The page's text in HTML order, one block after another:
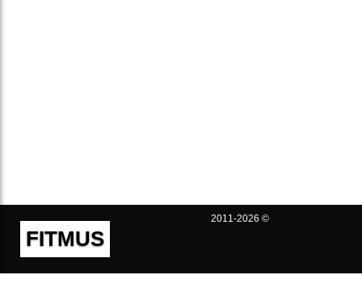
FITMUS
2011-2026 ©